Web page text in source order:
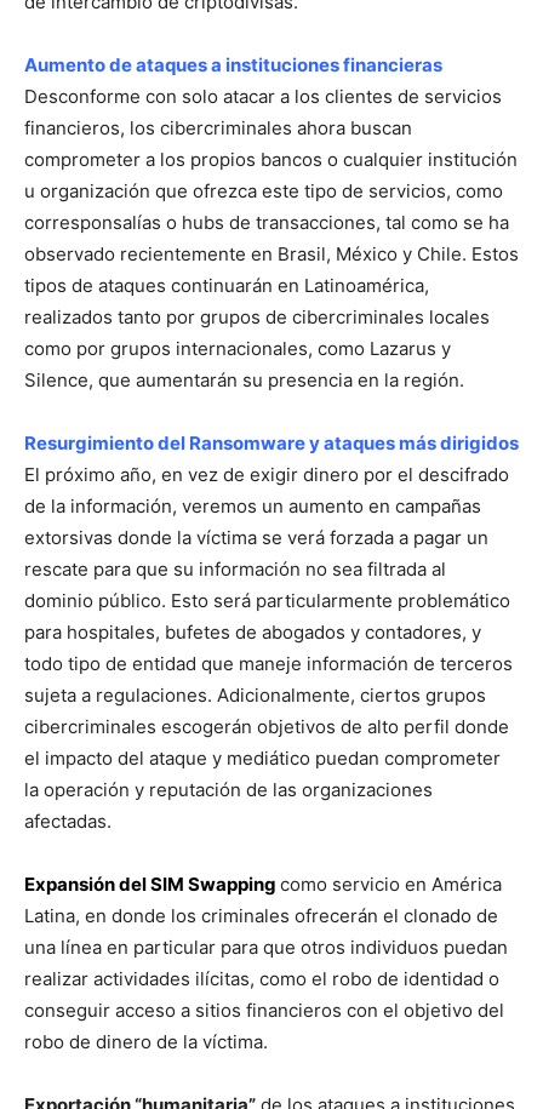
Aumento de ataques a instituciones financieras
Desconforme con solo atacar a los clientes de servicios
financieros, los cibercriminales ahora buscan
comprometer a los propios bancos o cualquier institución
u organización que ofrezca este tipo de servicios, como
corresponsalías o hubs de transacciones, tal como se ha
observado recientemente en Brasil, México y Chile. Estos
tipos de ataques continuarán en Latinoamérica,
realizados tanto por grupos de cibercriminales locales
como por grupos internacionales, como Lazarus y
Silence, que aumentarán su presencia en la región.
Resurgimiento del Ransomware y ataques más dirigidos
El próximo año, en vez de exigir dinero por el descifrado
de la información, veremos un aumento en campañas
extorsivas donde la víctima se verá forzada a pagar un
rescate para que su información no sea filtrada al
dominio público. Esto será particularmente problemático
para hospitales, bufetes de abogados y contadores, y
todo tipo de entidad que maneje información de terceros
sujeta a regulaciones. Adicionalmente, ciertos grupos
cibercriminales escogerán objetivos de alto perfil donde
el impacto del ataque y mediático puedan comprometer
la operación y reputación de las organizaciones
afectadas.
Expansión del SIM Swapping como servicio en América
Latina, en donde los criminales ofrecerán el clonado de
una línea en particular para que otros individuos puedan
realizar actividades ilícitas, como el robo de identidad o
conseguir acceso a sitios financieros con el objetivo del
robo de dinero de la víctima.